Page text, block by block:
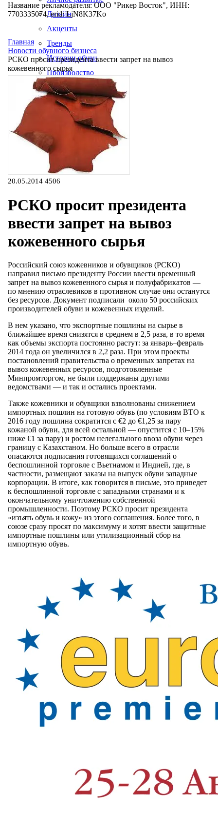
Дизайн
Акценты
Тренды
Истории обуви
Производство
Название рекламодателя: ООО "Рикер Восток", ИНН:
7703335074, erid: LjN8K37Ko
Главная
Новости обувного бизнеса
РСКО просит президента ввести запрет на вывоз
кожевенного сырья
20.05.2014 4506
РСКО просит президента
ввести запрет на вывоз
кожевенного сырья
Российский союз кожевников и обувщиков (РСКО)
направил письмо президенту России ввести временный
запрет на вывоз кожевенного сырья и полуфабрикатов —
по мнению отраслевиков в противном случае они останутся
без ресурсов. Документ подписали около 50 российских
производителей обуви и кожевенных изделий.
В нем указано, что экспортные пошлины на сырье в
ближайшее время снизятся в среднем в 2,5 раза, в то время
как объемы экспорта постоянно растут: за январь–февраль
2014 года он увеличился в 2,2 раза. При этом проекты
постановлений правительства о временных запретах на
вывоз кожевенных ресурсов, подготовленные
Минпромторгом, не были поддержаны другими
ведомствами — и так и остались проектами.
Также кожевники и обувщики взволнованы снижением
импортных пошлин на готовую обувь (по условиям ВТО к
2016 году пошлина сократится с €2 до €1,25 за пару
кожаной обуви, для всей остальной — опустится с 10–15%
ниже €1 за пару) и ростом нелегального ввоза обуви через
границу с Казахстаном. Но больше всего в отрасли
опасаются подписания готовящихся соглашений о
беспошлинной торговле с Вьетнамом и Индией, где, в
частности, размещают заказы на выпуск обуви западные
корпорации. В итоге, как говорится в письме, это приведет
к беспошлинной торговле с западными странами и к
окончательному уничтожению собственной
промышленности. Поэтому РСКО просит президента
«изъять обувь и кожу» из этого соглашения. Более того, в
союзе сразу просят по максимуму и хотят ввести защитные
импортные пошлины или утилизационный сбор на
импортную обувь.